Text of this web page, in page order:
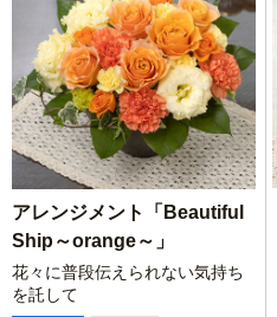
アレンジメント「Beautiful
Ship～orange～」
花々に普段伝えられない気持ち
を託して